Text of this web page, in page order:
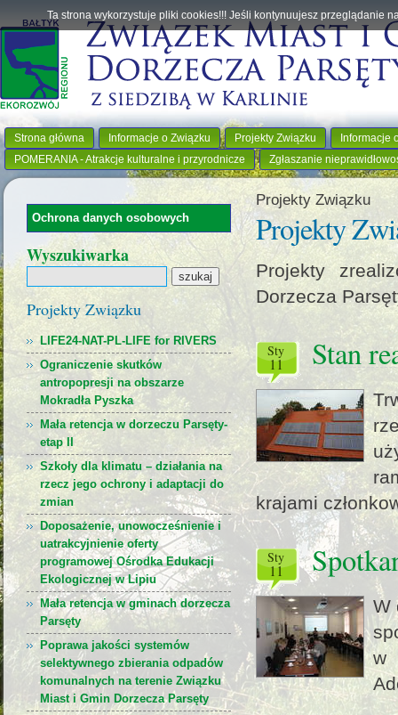
Strona główna Informacje o Związku Projekty Związku
Informacje
POMERANIA - Atrakcje kulturalne i przyrodnicze
Zgłaszanie
Projekty Związku
Projekty
Projekty
Dorzecza
sty
11 Stan
krajami
sty
11
W
w
Ochrona danych osobowych
Wyszukiwarka
Projekty Związku
LIFE24-NAT-PL-LIFE for RIVERS
Ograniczenie skutków
antropopresji na obszarze
Mokradła Pyszka
Mała retencja w dorzeczu Parsęty-
etap II
Szkoły dla klimatu – działania na
rzecz jego ochrony i adaptacji do
zmian
Doposażenie, unowocześnienie i
uatrakcyjnienie oferty
programowej Ośrodka Edukacji
Ekologicznej w Lipiu
Mała retencja w gminach dorzecza
Parsęty
Poprawa jakości systemów
selektywnego zbierania odpadów
komunalnych na terenie Związku
Miast i Gmin Dorzecza Parsęty
Ta strona wykorzystuje pliki cookies!!! Jeśli kontynuujesz przeglądanie